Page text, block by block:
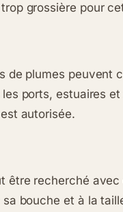
grossière pour
de plumes peuvent
ports, estuaires
autorisée.
être recherché avec
bouche et à la